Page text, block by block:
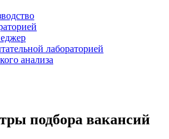
лабораторией
анализа
подбора вакансий